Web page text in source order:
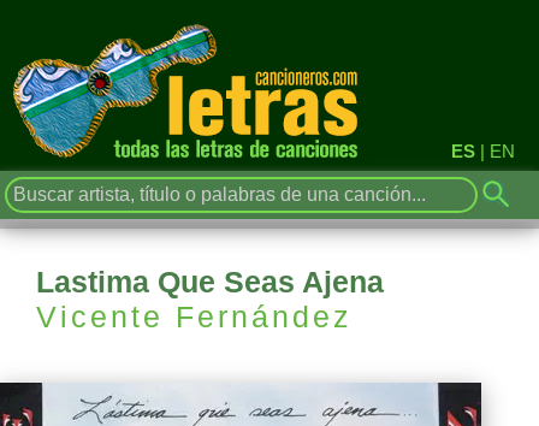
ES | EN
Lastima Que Seas Ajena
Vicente Fernández